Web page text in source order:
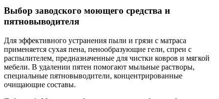
Выбор заводского моющего средства и
пятновыводителя
Для эффективного устранения пыли и грязи с матраса
применяется сухая пена, пенообразующие гели, спреи с
распылителем, предназначенные для чистки ковров и мягкой
мебели. В удалении пятен помогают мыльные растворы,
специальные пятновыводители, концентрированные
очищающие составы.